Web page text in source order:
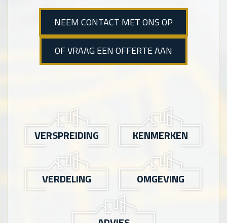
NEEM CONTACT MET ONS OP
OF VRAAG EEN OFFERTE AAN
VERSPREIDING KENMERKEN
VERDELING OMGEVING